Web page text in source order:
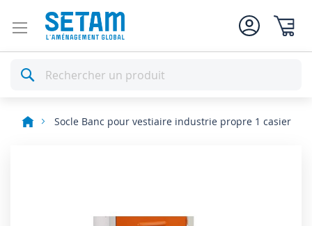
Rechercher
Socle Banc pour vestiaire industrie propre 1 casier